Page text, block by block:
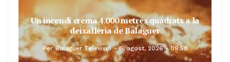
Un incendi crema 4.000 metres quadrats a la
deixalleria de Balaguer
Per Balaguer Televisió 6, agost, 2026 - 09:58